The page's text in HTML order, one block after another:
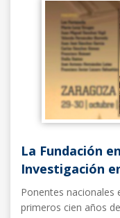
La Fundación
Investigación
Ponentes nacionales
primeros cien años